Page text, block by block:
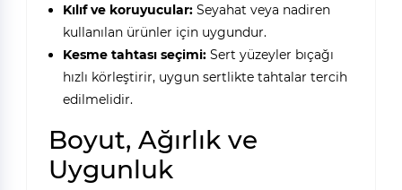
Kılıf ve koruyucular:Seyahat veya nadiren
kullanılan ürünler için uygundur.
Kesme tahtası seçimi:Sert yüzeyler bıçağı
hızlı körleştirir, uygun sertlikte tahtalar tercih
edilmelidir.
Boyut, Ağırlık ve
Uygunluk